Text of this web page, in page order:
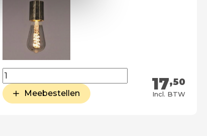
17,50
Incl. BTW
Meebestellen